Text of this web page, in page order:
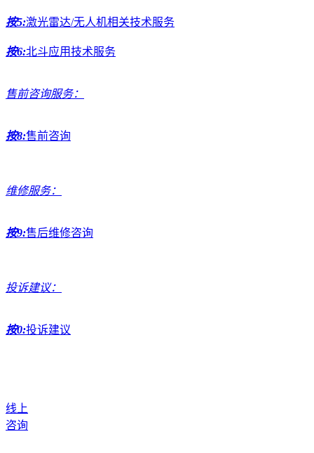
按5:激光雷达/无人机相关技术服务
按6:北斗应用技术服务
售前咨询服务：
按8:售前咨询
维修服务：
按9:售后维修咨询
投诉建议：
按0:投诉建议
线上
咨询